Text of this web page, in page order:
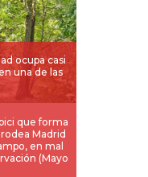
ocupa casi
una de las
que forma
Madrid
en mal
(Mayo